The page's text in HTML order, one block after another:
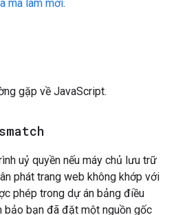
mã làm mới.
gặp về JavaScript.
uỷ quyền nếu máy chủ lưu trữ
phát trang web không khớp với
phép trong dự án bảng điều
bảo bạn đã đặt một nguồn gốc